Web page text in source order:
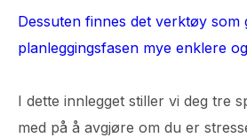
Dessuten finnes det verktøy som
planleggingsfasen mye enklere
I dette innlegget stiller vi deg tre
med på å avgjøre om du er